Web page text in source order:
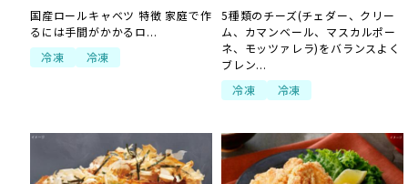
国産ロールキャベツ 特徴 家庭で作
るには手間がかかるロ...
冷凍
冷凍
5種類のチーズ(チェダー、クリー
ム、カマンベール、マスカルポー
ネ、モッツァレラ)をバランスよく
ブレン...
冷凍
冷凍